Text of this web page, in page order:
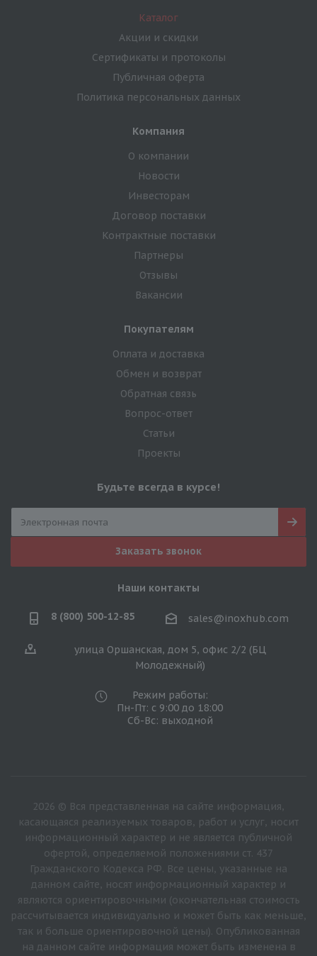
Каталог
Акции и скидки
Сертификаты и протоколы
Публичная оферта
Политика персональных данных
Компания
О компании
Новости
Инвесторам
Договор поставки
Контрактные поставки
Партнеры
Отзывы
Вакансии
Покупателям
Оплата и доставка
Обмен и возврат
Обратная связь
Вопрос-ответ
Статьи
Проекты
Будьте всегда в курсе!
Заказать звонок
Наши контакты
8 (800) 500-12-85 sales@inoxhub.com
улица Оршанская, дом 5, офис 2/2 (БЦ
Молодежный)
Режим работы:
Пн-Пт: с 9:00 до 18:00
Сб-Вс: выходной
2026 © Вся представленная на сайте информация,
касающаяся реализуемых товаров, работ и услуг, носит
информационный характер и не является публичной
офертой, определяемой положениями ст. 437
Гражданского Кодекса РФ. Все цены, указанные на
данном сайте, носят информационный характер и
являются ориентировочными (окончательная стоимость
рассчитывается индивидуально и может быть как меньше,
так и больше ориентировочной цены). Опубликованная
на данном сайте информация может быть изменена в